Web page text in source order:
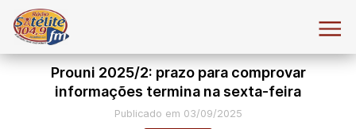
Prouni 2025/2: prazo para comprovar
informações termina na sexta-feira
Publicado em 03/09/2025